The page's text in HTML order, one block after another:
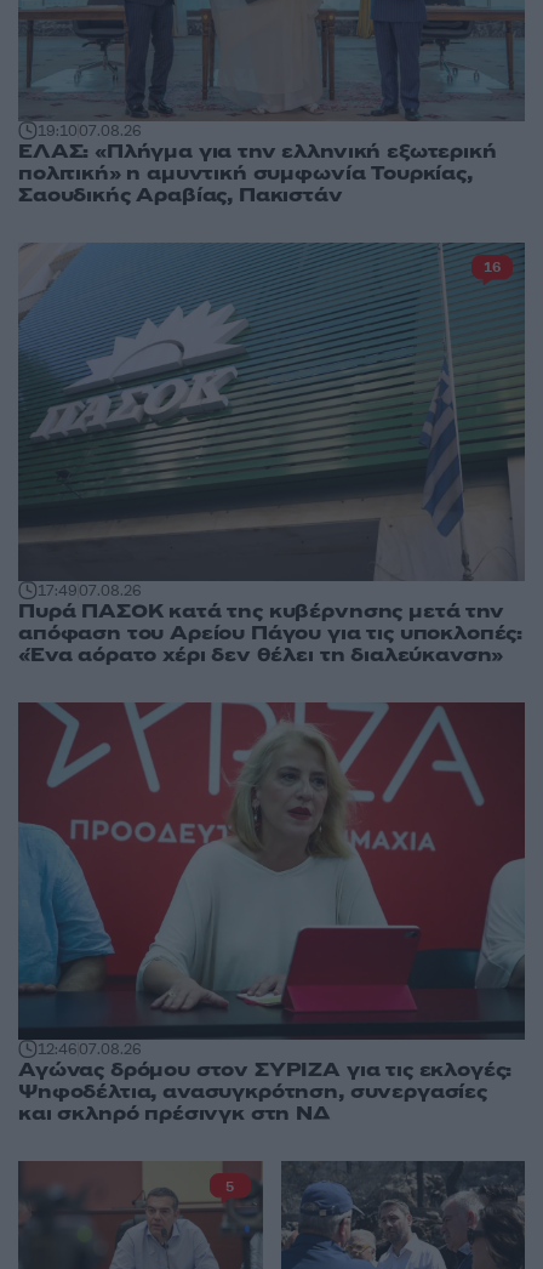
19:1007.08.26
ΕΛΑΣ: «Πλήγμα για την ελληνική εξωτερική
πολιτική» η αμυντική συμφωνία Τουρκίας,
Σαουδικής Αραβίας, Πακιστάν
17:4907.08.26
Πυρά ΠΑΣΟΚ κατά της κυβέρνησης μετά την
απόφαση του Αρείου Πάγου για τις υποκλοπές:
«Ένα αόρατο χέρι δεν θέλει τη διαλεύκανση»
16
12:4607.08.26
Αγώνας δρόμου στον ΣΥΡΙΖΑ για τις εκλογές:
Ψηφοδέλτια, ανασυγκρότηση, συνεργασίες
και σκληρό πρέσινγκ στη ΝΔ
5